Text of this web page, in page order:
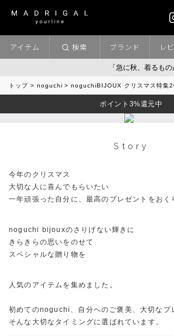
「急に秋、着るものがない」
アイテム 検索 ブランド レ
トップ noguchi noguchiBIJOUX クリスマス特集
ポイント3%還元中
Story
今年のクリスマス
大切な人に喜んでもらいたい
一年頑張った自分に、最高のプレゼントをおく
noguchi bijouxのさりげない輝きに
きらきらの思いをのせて
スペシャルな贈り物を
人気のアイテムを集めました。
初めてのnoguchi、自分へのご褒美、大切なプ
そんな大切なタイミングに選ばれています。